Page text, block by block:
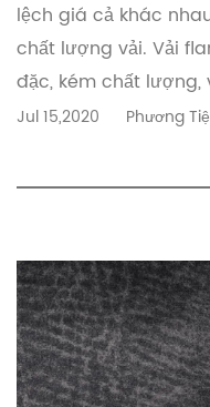
lệch giá cả khác
chất lượng vải. Vải
đặc, kém chất lượng,
Jul 15,2020
Phương